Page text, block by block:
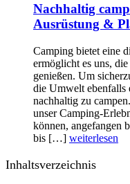
Nachhaltig
Ausrüstung &
Camping bietet eine
ermöglicht es uns,
genießen. Um
die Umwelt ebenfalls
nachhaltig zu
unser Camping-
können, angefangen
bis […] weiterlesen
Inhaltsverzeichnis